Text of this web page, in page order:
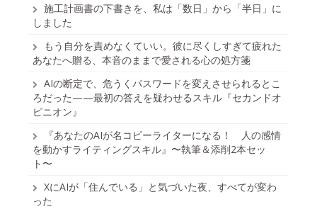
施工計画書の下書きを、私は「数日」から「半日」に
しました
もう自分を責めなくていい。彼に尽くしすぎて疲れた
あなたへ贈る、本音のままで愛される心の処方箋
AIの断定で、危うくパスワードを変えさせられるとこ
ろだった——最初の答えを疑わせるスキル『セカンドオ
ピニオン』
『あなたのAIが名コピーライターになる！ 人の感情
を動かすライティングスキル』〜執筆＆添削2本セッ
ト〜
XにAIが「住んでいる」と気づいた夜、すべてが変わ
った